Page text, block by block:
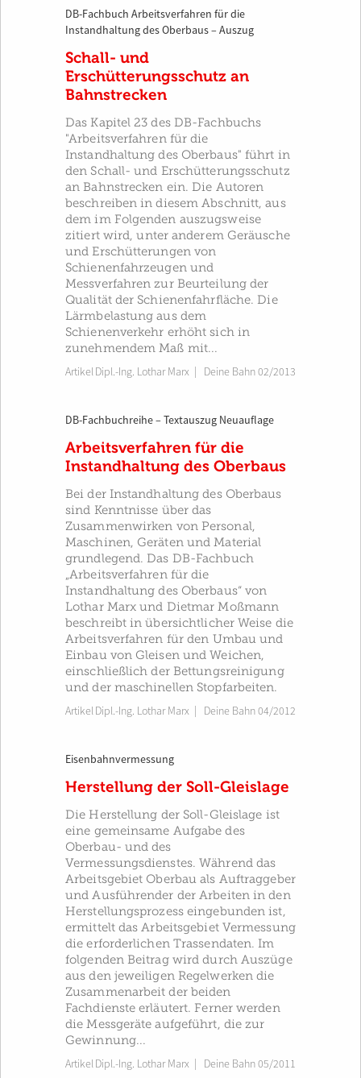
DB-Fachbuch Arbeitsverfahren für die
Instandhaltung des Oberbaus – Auszug
Schall- und
Erschütterungsschutz an
Bahnstrecken
Das Kapitel 23 des DB-Fachbuchs
"Arbeitsverfahren für die
Instandhaltung des Oberbaus" führt in
den Schall- und Erschütterungsschutz
an Bahnstrecken ein. Die Autoren
beschreiben in diesem Abschnitt, aus
dem im Folgenden auszugsweise
zitiert wird, unter anderem Geräusche
und Erschütterungen von
Schienenfahrzeugen und
Messverfahren zur Beurteilung der
Qualität der Schienenfahrfläche. Die
Lärmbelastung aus dem
Schienenverkehr erhöht sich in
zunehmendem Maß mit...
ArtikelDipl.-Ing. Lothar Marx Deine Bahn 02/2013
DB-Fachbuchreihe – Textauszug Neuauflage
Arbeitsverfahren für die
Instandhaltung des Oberbaus
Bei der Instandhaltung des Oberbaus
sind Kenntnisse über das
Zusammenwirken von Personal,
Maschinen, Geräten und Material
grundlegend. Das DB-Fachbuch
„Arbeitsverfahren für die
Instandhaltung des Oberbaus“ von
Lothar Marx und Dietmar Moßmann
beschreibt in übersichtlicher Weise die
Arbeitsverfahren für den Umbau und
Einbau von Gleisen und Weichen,
einschließlich der Bettungsreinigung
und der maschinellen Stopfarbeiten.
ArtikelDipl.-Ing. Lothar Marx Deine Bahn 04/2012
Eisenbahnvermessung
Herstellung der Soll-Gleislage
Die Herstellung der Soll-Gleislage ist
eine gemeinsame Aufgabe des
Oberbau- und des
Vermessungsdienstes. Während das
Arbeitsgebiet Oberbau als Auftraggeber
und Ausführender der Arbeiten in den
Herstellungsprozess eingebunden ist,
ermittelt das Arbeitsgebiet Vermessung
die erforderlichen Trassendaten. Im
folgenden Beitrag wird durch Auszüge
aus den jeweiligen Regelwerken die
Zusammenarbeit der beiden
Fachdienste erläutert. Ferner werden
die Messgeräte aufgeführt, die zur
Gewinnung...
ArtikelDipl.-Ing. Lothar Marx Deine Bahn 05/2011